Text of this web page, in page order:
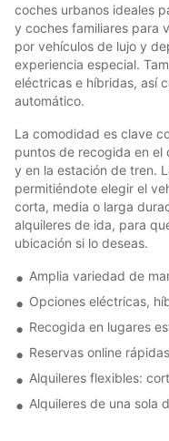
coches urbanos ideales
y coches familiares para
por vehículos de lujo y
experiencia especial.
eléctricas e híbridas, así
automático.
La comodidad es clave
puntos de recogida en el
y en la estación de tren.
permitiéndote elegir el
corta, media o larga
alquileres de ida, para
ubicación si lo deseas.
Amplia variedad de
Opciones eléctricas,
Recogida en lugares
Reservas online
Alquileres flexibles:
Alquileres de una sola